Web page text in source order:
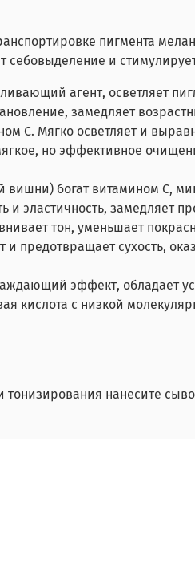
пигмента
себовыделение и
агент, осветляет
замедляет
C. Мягко осветляет и
но эффективное
вишни) богат витамином С,
и эластичность, замедляет
тон, уменьшает
и предотвращает сухость,
эффект, обладает
кислота с низкой
тонизирования нанесите